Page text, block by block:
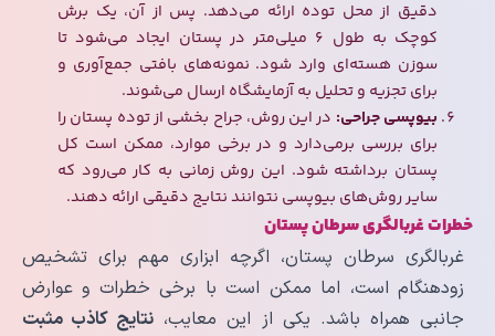
دقیق از محل توده ارائه می‌دهد. پس از آن، یک برش
کوچک به طول ۶ میلی‌متر در پستان ایجاد می‌شود تا
سوزن هسته‌ای وارد شود. نمونه‌های بافتی جمع‌آوری و
برای تجزیه و تحلیل به آزمایشگاه ارسال می‌شوند.
بیوپسی جراحی: در این روش، جراح بخشی از توده پستان را
برای بررسی برمی‌دارد و در برخی موارد، ممکن است کل
پستان برداشته شود. این روش زمانی به کار می‌رود که
سایر روش‌های بیوپسی نتوانند نتایج دقیقی ارائه دهند.
خطرات غربالگری سرطان پستان
غربالگری سرطان پستان، اگرچه ابزاری مهم برای تشخیص
زودهنگام است، اما ممکن است با برخی خطرات و عوارض
جانبی همراه باشد. یکی از این معایب، نتایج کاذب مثبت